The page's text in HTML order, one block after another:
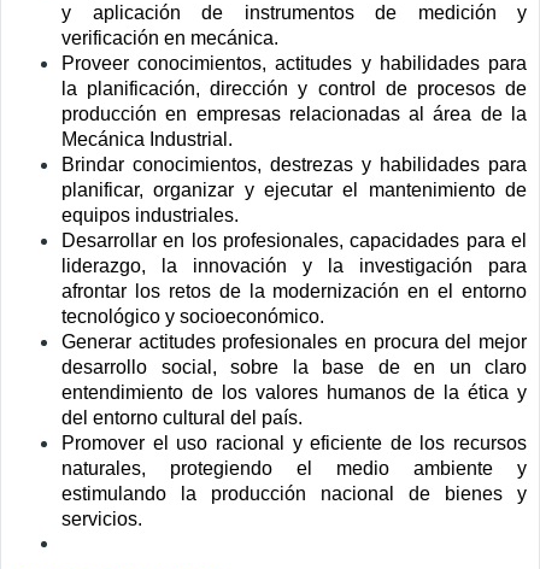
y aplicación de instrumentos de medición y
verificación en mecánica.
Proveer conocimientos, actitudes y habilidades para
la planificación, dirección y control de procesos de
producción en empresas relacionadas al área de la
Mecánica Industrial.
Brindar conocimientos, destrezas y habilidades para
planificar, organizar y ejecutar el mantenimiento de
equipos industriales.
Desarrollar en los profesionales, capacidades para el
liderazgo, la innovación y la investigación para
afrontar los retos de la modernización en el entorno
tecnológico y socioeconómico.
Generar actitudes profesionales en procura del mejor
desarrollo social, sobre la base de en un claro
entendimiento de los valores humanos de la ética y
del entorno cultural del país.
Promover el uso racional y eficiente de los recursos
naturales, protegiendo el medio ambiente y
estimulando la producción nacional de bienes y
servicios.